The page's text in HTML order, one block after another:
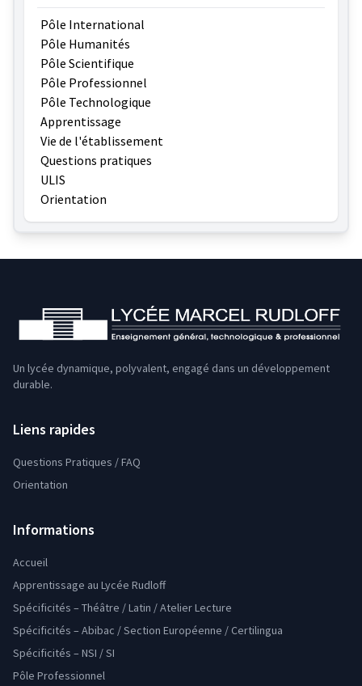
Pôle International
Pôle Humanités
Pôle Scientifique
Pôle Professionnel
Pôle Technologique
Apprentissage
Vie de l'établissement
Questions pratiques
ULIS
Orientation
Un lycée dynamique, polyvalent, engagé dans un développement
durable.
Liens rapides
Questions Pratiques / FAQ
Orientation
Informations
Accueil
Apprentissage au Lycée Rudloff
Spécificités – Théâtre / Latin / Atelier Lecture
Spécificités – Abibac / Section Européenne / Certilingua
Spécificités – NSI / SI
Pôle Professionnel